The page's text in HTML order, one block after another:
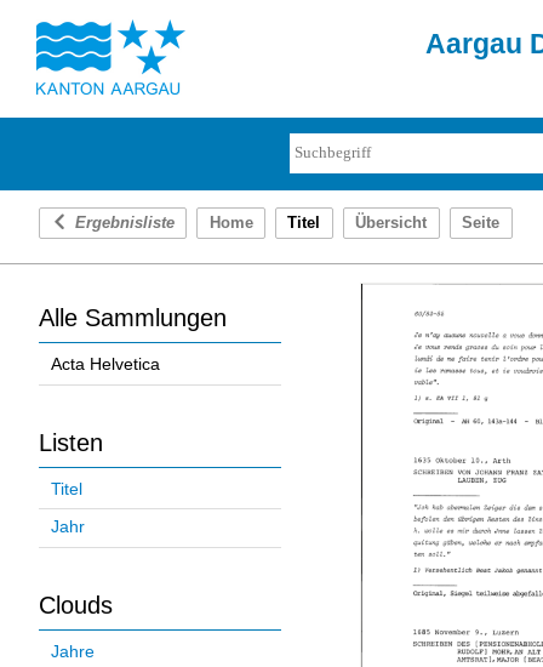
Aargau
Ergebnisliste Home Titel Übersicht Seite
Alle Sammlungen
Acta Helvetica
Listen
Titel
Jahr
Clouds
Jahre